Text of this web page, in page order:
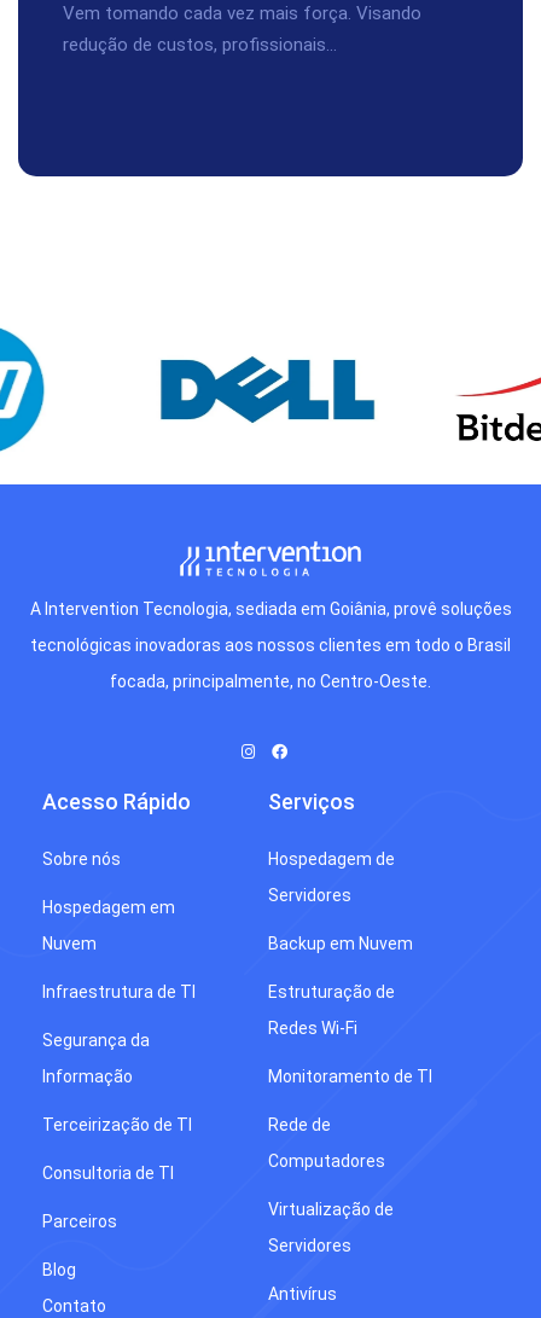
Vem tomando cada vez mais força. Visando
redução de custos, profissionais...
A Intervention Tecnologia, sediada em Goiânia, provê soluções
tecnológicas inovadoras aos nossos clientes em todo o Brasil
focada, principalmente, no Centro-Oeste.
Acesso Rápido
Sobre nós
Hospedagem em
Nuvem
Infraestrutura de TI
Segurança da
Informação
Terceirização de TI
Consultoria de TI
Parceiros
Blog
Contato
Serviços
Hospedagem de
Servidores
Backup em Nuvem
Estruturação de
Redes Wi-Fi
Monitoramento de TI
Rede de
Computadores
Virtualização de
Servidores
Antivírus